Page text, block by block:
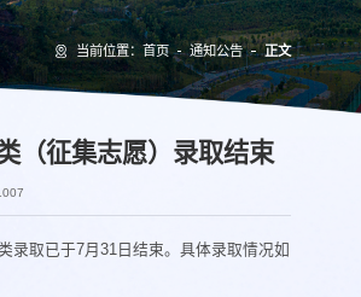
当前位置：首页 通知公告 正文
（征集志愿）录取结束
录取已于7月31日结束。具体录取情况如
留言板
报考指南